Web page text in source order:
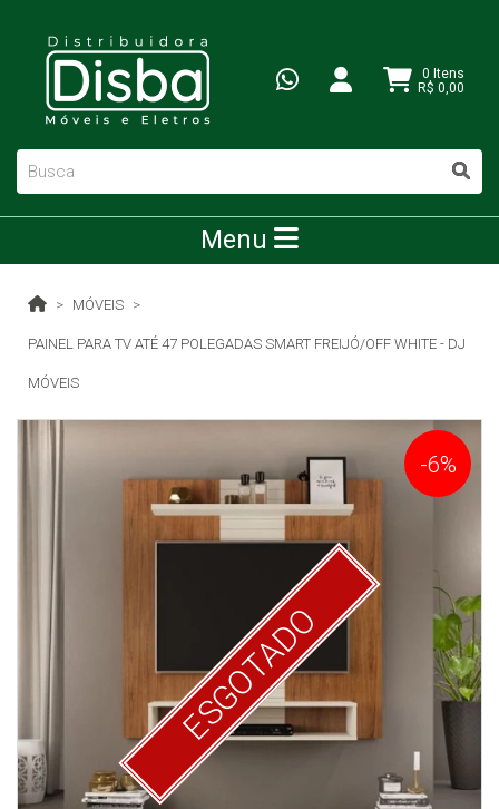
0 Itens
R$ 0,00
Menu
MÓVEIS
PAINEL PARA TV ATÉ 47 POLEGADAS SMART FREIJÓ/OFF WHITE - DJ
MÓVEIS
ESGOTADO
-6%